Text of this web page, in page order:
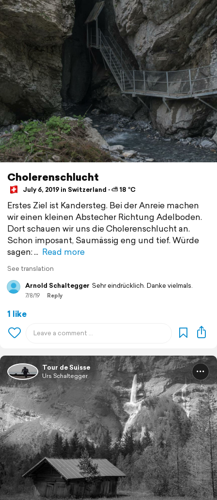
Cholerenschlucht
July 6, 2019 in Switzerland ⋅ ⛅ 18 °C
Erstes Ziel ist Kandersteg. Bei der Anreie machen
wir einen kleinen Abstecher Richtung Adelboden.
Dort schauen wir uns die Cholerenschlucht an.
Schon imposant, Saumässig eng und tief. Würde
sagen:
Read more
See translation
Arnold Schaltegger Sehr eindrücklich. Danke vielmals.
7/8/19 Reply
1 like
Tour de Suisse
Urs Schaltegger